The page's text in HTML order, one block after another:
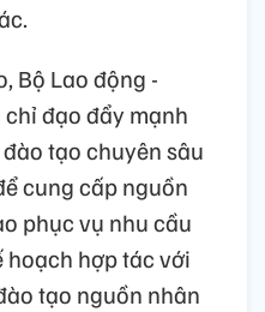
Bộ Lao động -
đạo đẩy mạnh
tạo chuyên sâu
cung cấp nguồn
phục vụ nhu cầu
hoạch hợp tác với
tạo nguồn nhân